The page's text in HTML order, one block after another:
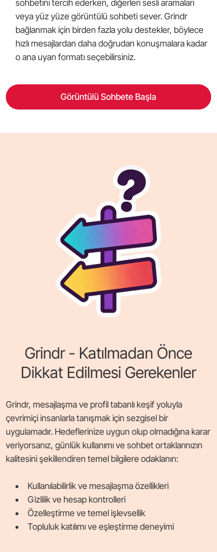
sohbetini tercih ederken, diğerleri sesli aramaları
veya yüz yüze görüntülü sohbeti sever. Grindr
bağlanmak için birden fazla yolu destekler, böylece
hızlı mesajlardan daha doğrudan konuşmalara kadar
o ana uyan formatı seçebilirsiniz.
Görüntülü Sohbete Başla
Grindr - Katılmadan Önce
Dikkat Edilmesi Gerekenler
Grindr, mesajlaşma ve profil tabanlı keşif yoluyla
çevrimiçi insanlarla tanışmak için sezgisel bir
uygulamadır. Hedeflerinize uygun olup olmadığına karar
veriyorsanız, günlük kullanımı ve sohbet ortaklarınızın
kalitesini şekillendiren temel bilgilere odaklanın:
Kullanılabilirlik ve mesajlaşma özellikleri
Gizlilik ve hesap kontrolleri
Özelleştirme ve temel işlevsellik
Topluluk katılımı ve eşleştirme deneyimi